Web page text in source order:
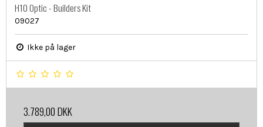
H10 Optic - Builders Kit
09027
Ikke på lager
3.789,00 DKK